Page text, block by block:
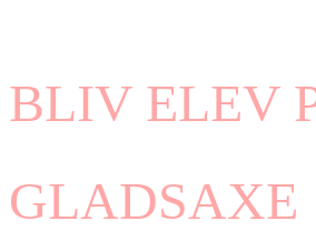
BLIV ELEV
GLADSAXE